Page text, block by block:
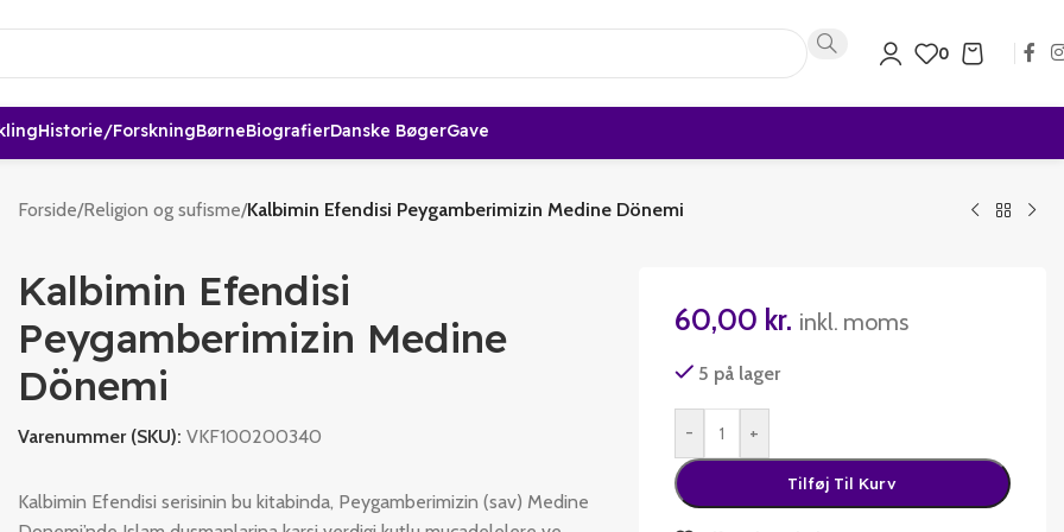
0
Historie/forskningBørneBiografierDanske BøgerGave
Forside/Religion og sufisme/Kalbimin Efendisi Peygamberimizin Medine Dönemi
Kalbimin Efendisi
Peygamberimizin Medine
Dönemi
Varenummer (SKU): VKF100200340
Kalbimin Efendisi serisinin bu kitabinda, Peygamberimizin (sav) Medine
60,00 kr. inkl. moms
5 på lager
- +
Tilføj Til Kurv